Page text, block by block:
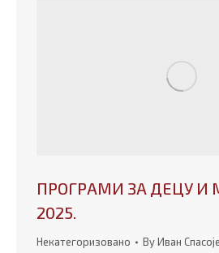
ПРОГРАМИ ЗА ДЕЦУ И
2025.
Некатегоризовано ByИван